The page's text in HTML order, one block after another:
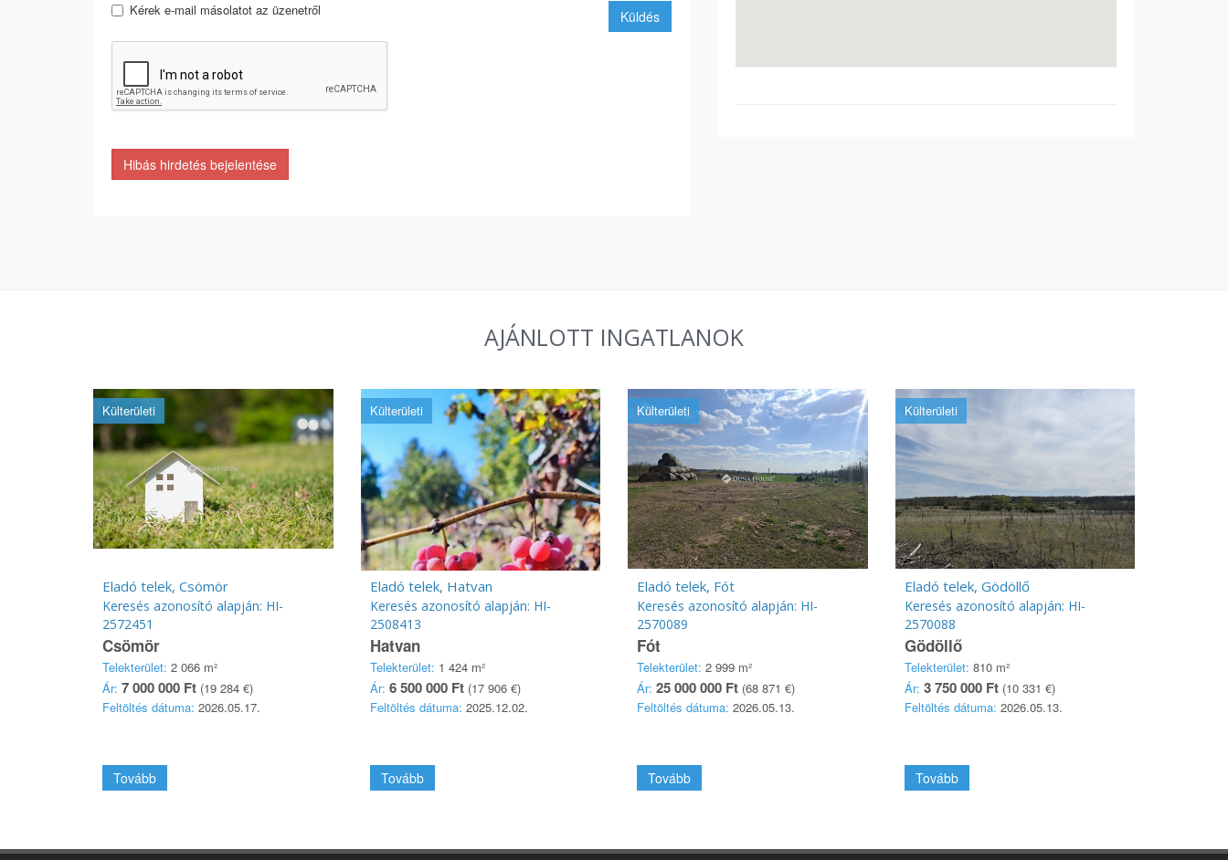
Kérek e-mail másolatot az üzenetről Küldés
Hibás hirdetés bejelentése
AJÁNLOTT INGATLANOK
Külterületi
Eladó telek, Csömör
Keresés azonosító alapján: HI-
2572451
Csömör
Telekterület: 2 066 m²
Ár: 7 000 000 Ft (19 284 €)
Feltöltés dátuma: 2026.05.17.
Tovább
Külterületi
Eladó telek, Hatvan
Keresés azonosító alapján: HI-
2508413
Hatvan
Telekterület: 1 424 m²
Ár: 6 500 000 Ft(17 906 €)
Feltöltés dátuma: 2025.12.02.
Tovább
Külterületi
Eladó telek, Fót
Keresés azonosító alapján: HI-
2570089
Fót
Telekterület: 2 999 m²
Ár: 25 000 000 Ft (68 871 €)
Feltöltés dátuma: 2026.05.13.
Tovább
Külterületi
Eladó telek, Gödöllő
Keresés azonosító alapján: HI-
2570088
Gödöllő
Telekterület: 810 m²
Ár: 3 750 000 Ft(10 331 €)
Feltöltés dátuma: 2026.05.13.
Tovább